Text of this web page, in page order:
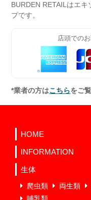
BURDEN RETAILはエ
プです。
店頭での
*業者の方はこちらをご
HOME
INFORMATION
生体
爬虫類 両生類